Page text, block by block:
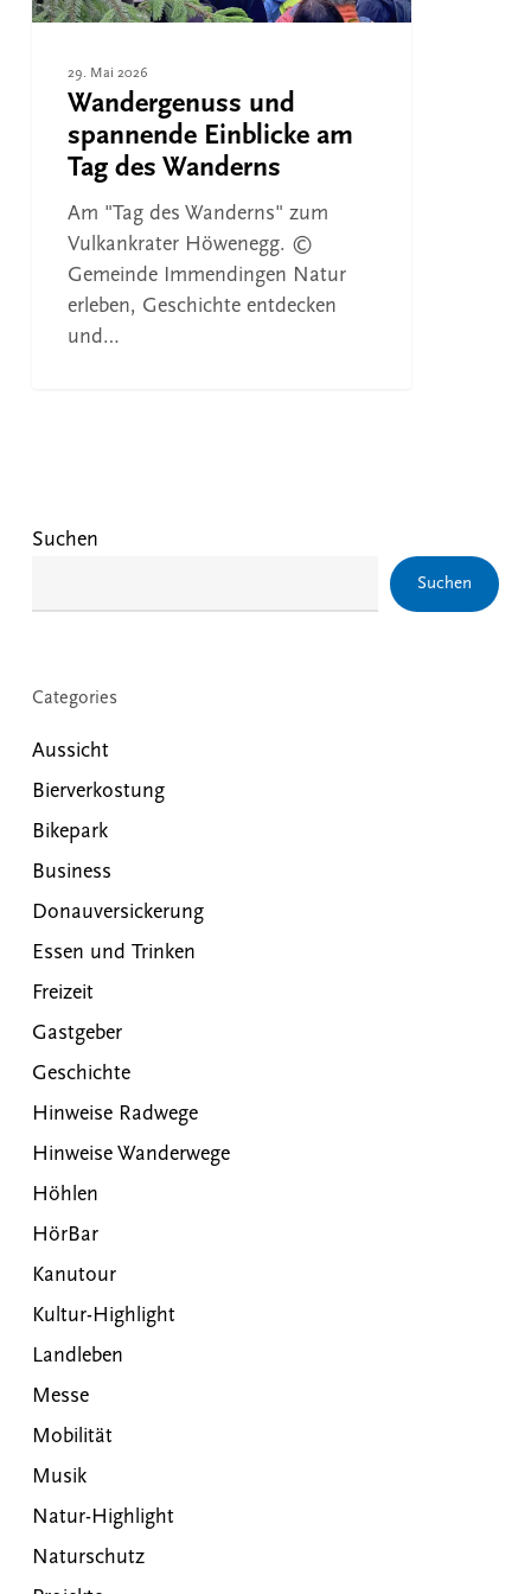
29. Mai 2026
Wandergenuss und
spannende Einblicke am
Tag des Wanderns
Am "Tag des Wanderns" zum
Vulkankrater Höwenegg. ©
Gemeinde Immendingen Natur
erleben, Geschichte entdecken
und…
Suchen
Suchen
Categories
Aussicht
Bierverkostung
Bikepark
Business
Donauversickerung
Essen und Trinken
Freizeit
Gastgeber
Geschichte
Hinweise Radwege
Hinweise Wanderwege
Höhlen
HörBar
Kanutour
Kultur-Highlight
Landleben
Messe
Mobilität
Musik
Natur-Highlight
Naturschutz